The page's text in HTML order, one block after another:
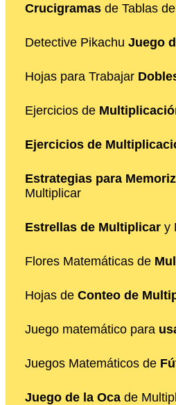
Crucigramas de Tablas
Detective Pikachu Juego
Hojas para Trabajar
Ejercicios de
Ejercicios de
Estrategias para
Multiplicar
Estrellas de Multiplicar y
Flores Matemáticas de
Hojas de Conteo de
Juego matemático para
Juegos Matemáticos de
Juego de la Oca de